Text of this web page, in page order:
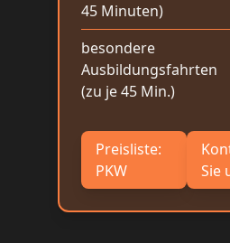
45 Minuten)
besondere
Ausbildungsfahrten
(zu je 45 Min.)
Preisliste:
PKW
Sie